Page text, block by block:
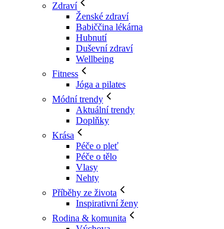
Zdraví
Ženské zdraví
Babiččina lékárna
Hubnutí
Duševní zdraví
Wellbeing
Fitness
Jóga a pilates
Módní trendy
Aktuální trendy
Doplňky
Krása
Péče o pleť
Péče o tělo
Vlasy
Nehty
Příběhy ze života
Inspirativní ženy
Rodina & komunita